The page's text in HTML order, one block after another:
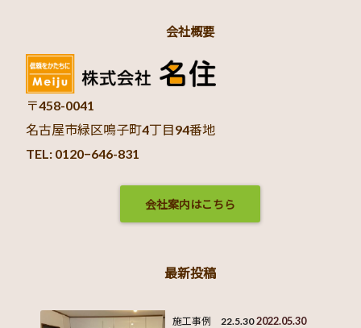
会社概要
〒458-0041
名古屋市緑区鳴子町4丁目94番地
TEL: 0120−646-831
会社案内はこちら
最新投稿
施工事例 22.5.30 2022.05.30